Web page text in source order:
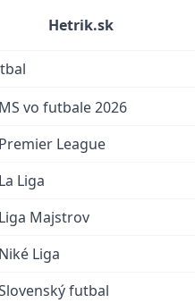
Mobile menu
Hetrik.sk
MS vo futbale 2026
Premier League
La Liga
Liga Majstrov
Niké Liga
futbal
obhájil
tréner Niké
Niké ligy